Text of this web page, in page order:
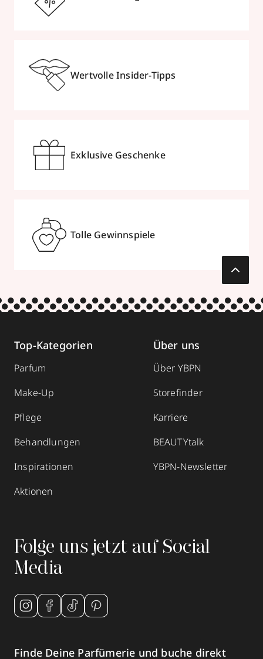
Wertvolle Insider-Tipps
Exklusive Geschenke
Tolle Gewinnspiele
Top-Kategorien
Parfum
Make-Up
Pflege
Behandlungen
Inspirationen
Aktionen
Über uns
Über YBPN
Storefinder
Karriere
BEAUTYtalk
YBPN-Newsletter
Folge uns jetzt auf Social
Media
Finde Deine Parfümerie und buche direkt